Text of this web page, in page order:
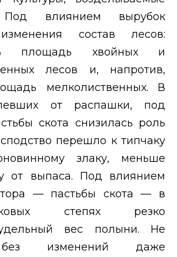
Под влиянием вырубок
состав лесов:
площадь хвойных и
лесов и, напротив,
мелколиственных. В
от распашки, под
скота снизилась роль
перешло к типчаку
злаку, меньше
от выпаса. Под влиянием
— пастьбы скота — в
степях резко
вес полыни. Не
без изменений даже